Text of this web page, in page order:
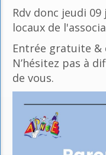
Rdv donc jeudi 09
locaux de
Entrée gratuite &
N’hésitez pas à
de vous.